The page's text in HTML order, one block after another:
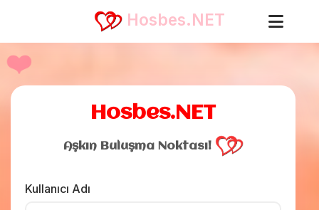
Hosbes.NET
Hosbes.NET
Aşkın Buluşma Noktası!
Kullanıcı Adı